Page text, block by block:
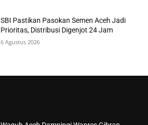
SBI Pastikan Pasokan Semen Aceh Jadi
Prioritas, Distribusi Digenjot 24 Jam
6 Agustus 2026